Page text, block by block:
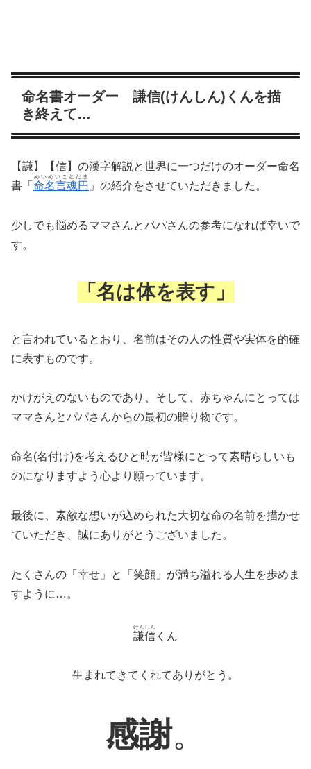
命名書オーダー 謙信(けんしん)くんを描
き終えて…
【謙】【信】の漢字解説と世界に一つだけのオーダー命名
書「 命名言魂円
めいめいことだま
」の紹介をさせていただきました。
少しでも悩めるママさんとパパさんの参考になれば幸いで
す。
「名は体を表す」
と言われているとおり、名前はその人の性質や実体を的確
に表すものです。
かけがえのないものであり、そして、赤ちゃんにとっては
ママさんとパパさんからの最初の贈り物です。
命名(名付け)を考えるひと時が皆様にとって素晴らしいも
のになりますよう心より願っています。
最後に、素敵な想いが込められた大切な命の名前を描かせ
ていただき、誠にありがとうございました。
たくさんの「幸せ」と「笑顔」が満ち溢れる人生を歩めま
すように…。
謙信
けんしん
くん
生まれてきてくれてありがとう。
感謝。